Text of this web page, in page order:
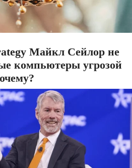
Майкл Сейлор не
компьютеры угрозой